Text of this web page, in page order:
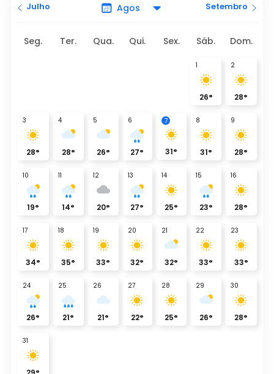
Julho Setembro
Seg. Ter. Qua. Qui. Sex. Sáb. Dom.
1
26°
2
28°
3
28°
4
28°
5
26°
6
27°
7
31°
8
31°
9
28°
10
19°
11
14°
12
20°
13
27°
14
25°
15
23°
16
28°
17
34°
18
35°
19
33°
20
32°
21
32°
22
33°
23
33°
24
26°
25
21°
26
21°
27
22°
28
25°
29
26°
30
28°
31